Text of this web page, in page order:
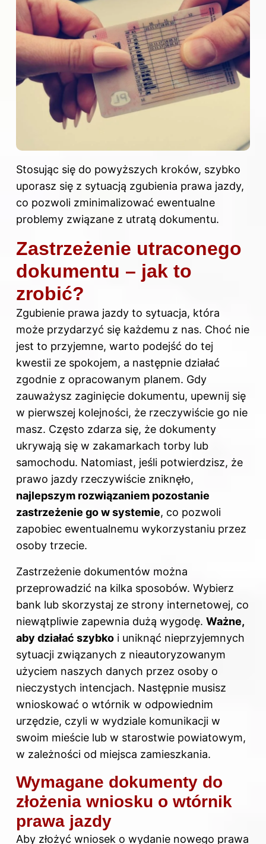
Stosując się do powyższych kroków, szybko
uporasz się z sytuacją zgubienia prawa jazdy,
co pozwoli zminimalizować ewentualne
problemy związane z utratą dokumentu.
Zastrzeżenie utraconego
dokumentu – jak to
zrobić?
Zgubienie prawa jazdy to sytuacja, która
może przydarzyć się każdemu z nas. Choć nie
jest to przyjemne, warto podejść do tej
kwestii ze spokojem, a następnie działać
zgodnie z opracowanym planem. Gdy
zauważysz zaginięcie dokumentu, upewnij się
w pierwszej kolejności, że rzeczywiście go nie
masz. Często zdarza się, że dokumenty
ukrywają się w zakamarkach torby lub
samochodu. Natomiast, jeśli potwierdzisz, że
prawo jazdy rzeczywiście zniknęło,
najlepszym rozwiązaniem pozostanie
zastrzeżenie go w systemie, co pozwoli
zapobiec ewentualnemu wykorzystaniu przez
osoby trzecie.
Zastrzeżenie dokumentów można
przeprowadzić na kilka sposobów. Wybierz
bank lub skorzystaj ze strony internetowej, co
niewątpliwie zapewnia dużą wygodę. Ważne,
aby działać szybko i uniknąć nieprzyjemnych
sytuacji związanych z nieautoryzowanym
użyciem naszych danych przez osoby o
nieczystych intencjach. Następnie musisz
wnioskować o wtórnik w odpowiednim
urzędzie, czyli w wydziale komunikacji w
swoim mieście lub w starostwie powiatowym,
w zależności od miejsca zamieszkania.
Wymagane dokumenty do
złożenia wniosku o wtórnik
prawa jazdy
Aby złożyć wniosek o wydanie nowego prawa